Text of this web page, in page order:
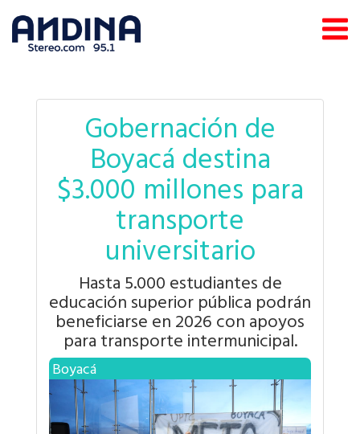
Gobernación de
Boyacá destina
$3.000 millones para
transporte
universitario
Hasta 5.000 estudiantes de
educación superior pública podrán
beneficiarse en 2026 con apoyos
para transporte intermunicipal.
Boyacá